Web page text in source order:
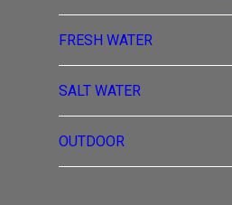
FRESH WATER
SALT WATER
OUTDOOR